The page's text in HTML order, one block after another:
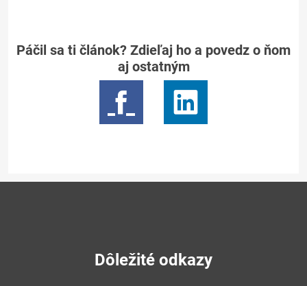
Páčil sa ti článok? Zdieľaj ho a povedz o ňom
aj ostatným
Dôležité odkazy